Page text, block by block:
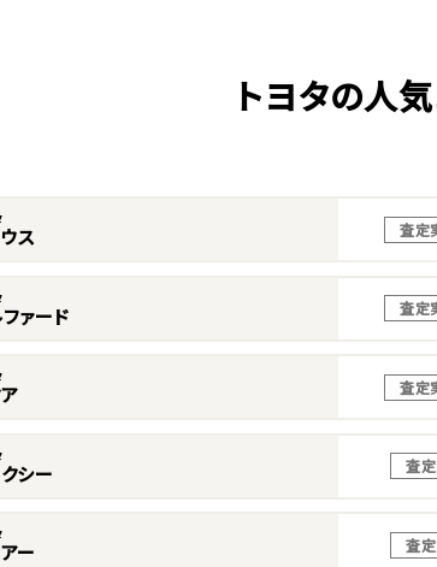
トヨタの人
ス 査定
ァード 査定
査定
シー 査
ー 査